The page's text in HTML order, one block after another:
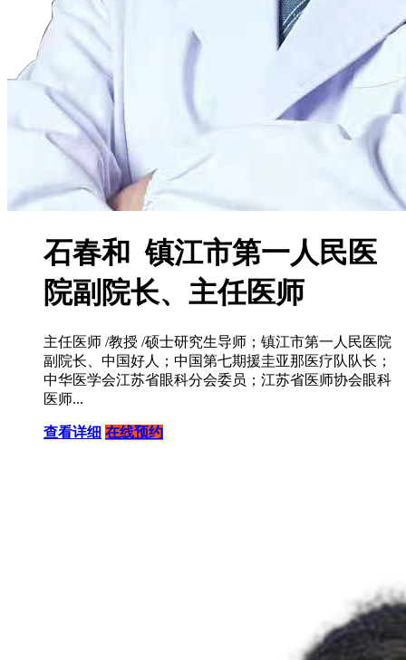
石春和 镇江市第一人民医
院副院长、主任医师
主任医师 /教授 /硕士研究生导师；镇江市第一人民医院
副院长、中国好人；中国第七期援圭亚那医疗队队长；
中华医学会江苏省眼科分会委员；江苏省医师协会眼科
医师...
查看详细 在线预约